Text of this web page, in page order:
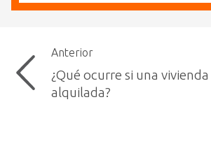
Anterior
¿Qué ocurre si una
alquilada?